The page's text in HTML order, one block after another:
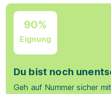
90%
Eignung
Du bist noch
Geh auf Nummer sicher